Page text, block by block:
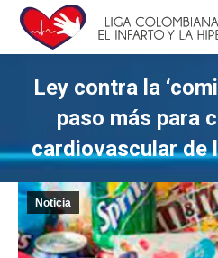
Ley contra la
paso más para
cardiovascular de
Noticia